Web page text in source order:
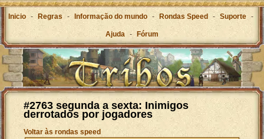
Inicio - Regras - Informação do mundo - Rondas Speed - Suporte -
Ajuda - Fórum
#2763 segunda a sexta: Inimigos
derrotados por jogadores
Voltar às rondas speed